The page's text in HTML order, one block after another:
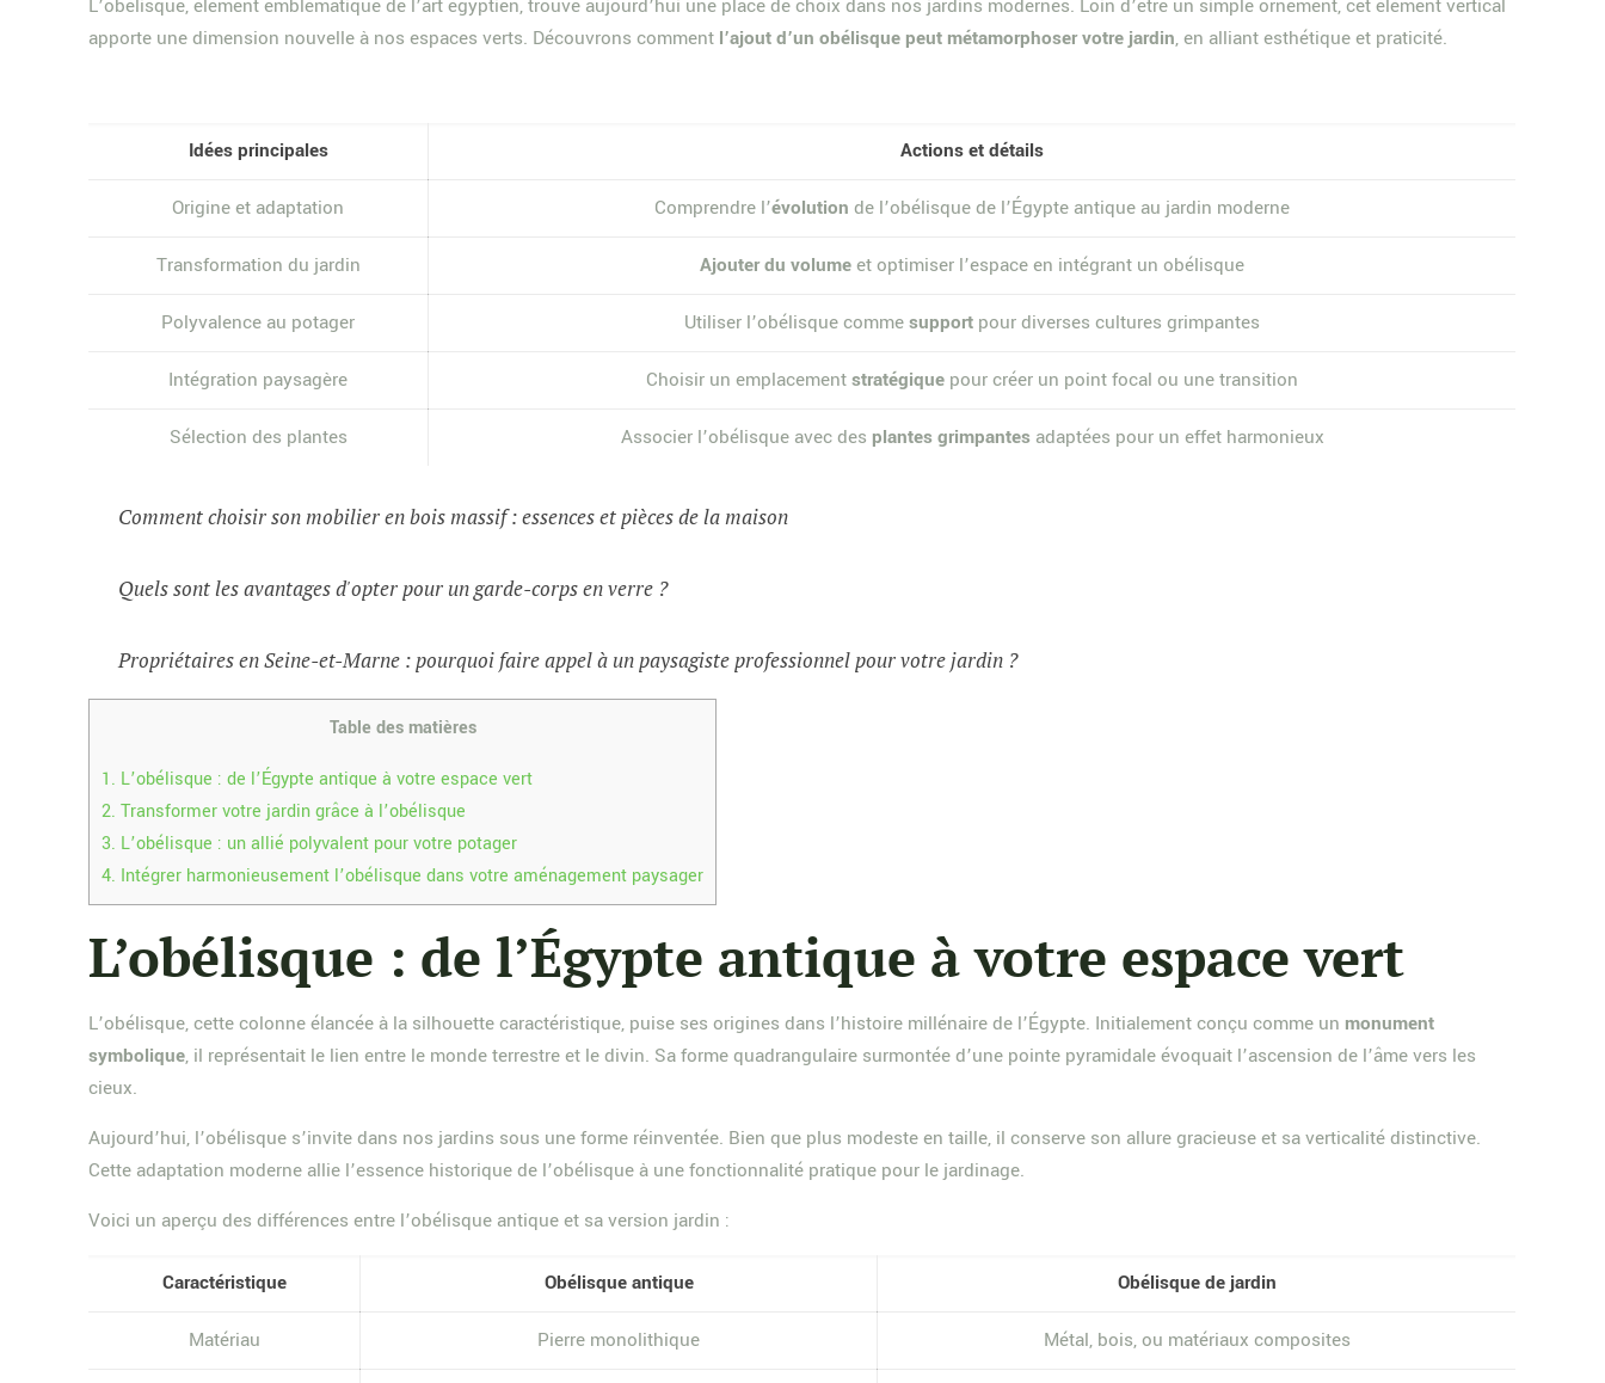
L’obélisque, élément emblématique de l’art égyptien, trouve aujourd’hui une place de choix dans nos jardins modernes. Loin d’être un simple ornement, cet élément vertical
apporte une dimension nouvelle à nos espaces verts. Découvrons comment l’ajout d’un obélisque peut métamorphoser votre jardin, en alliant esthétique et praticité.
Idées principales Actions et détails
Origine et adaptation Comprendre l’évolution de l’obélisque de l’Égypte antique au jardin moderne
Transformation du jardin Ajouter du volumeet optimiser l’espace en intégrant un obélisque
Polyvalence au potager Utiliser l’obélisque commesupport pour diverses cultures grimpantes
Intégration paysagère Choisir un emplacementstratégique pour créer un point focal ou une transition
Sélection des plantes Associer l’obélisque avec des plantes grimpantesadaptées pour un effet harmonieux
Comment choisir son mobilier en bois massif : essences et pièces de la maison
Quels sont les avantages d'opter pour un garde-corps en verre ?
Propriétaires en Seine-et-Marne : pourquoi faire appel à un paysagiste professionnel pour votre jardin ?
Table des matières
1. L’obélisque : de l’Égypte antique à votre espace vert
2. Transformer votre jardin grâce à l’obélisque
3. L’obélisque : un allié polyvalent pour votre potager
4. Intégrer harmonieusement l’obélisque dans votre aménagement paysager
L’obélisque : de l’Égypte antique à votre espace vert
L’obélisque, cette colonne élancée à la silhouette caractéristique, puise ses origines dans l’histoire millénaire de l’Égypte. Initialement conçu comme un monument
symbolique, il représentait le lien entre le monde terrestre et le divin. Sa forme quadrangulaire surmontée d’une pointe pyramidale évoquait l’ascension de l’âme vers les
cieux.
Aujourd’hui, l’obélisque s’invite dans nos jardins sous une forme réinventée. Bien que plus modeste en taille, il conserve son allure gracieuse et sa verticalité distinctive.
Cette adaptation moderne allie l’essence historique de l’obélisque à une fonctionnalité pratique pour le jardinage.
Voici un aperçu des différences entre l’obélisque antique et sa version jardin :
Caractéristique Obélisque antique Obélisque de jardin
Matériau Pierre monolithique Métal, bois, ou matériaux composites